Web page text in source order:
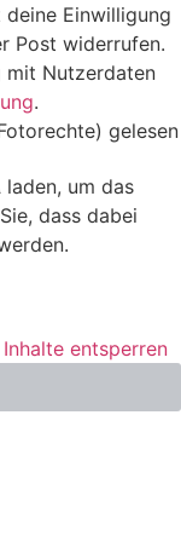
Einwilligung
Post widerrufen.
mit Nutzerdaten
.
gelesen
laden, um das
dass dabei
entsperren